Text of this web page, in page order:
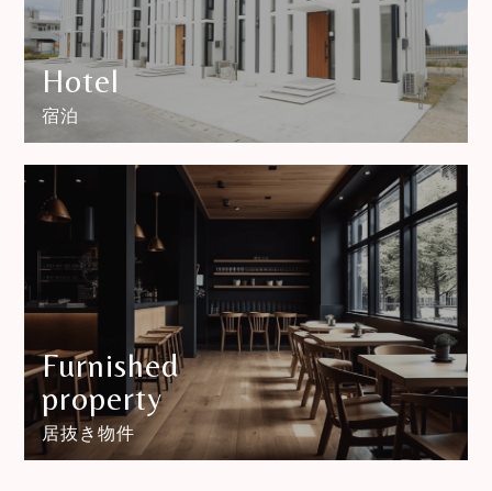
Hotel
宿泊
Furnished
property
居抜き物件